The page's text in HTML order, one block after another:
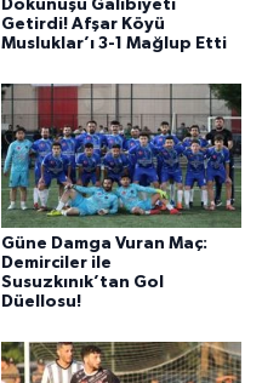
Dokunuşu Galibiyeti
Getirdi! Afşar Köyü
Musluklar’ı 3-1 Mağlup Etti
Güne Damga Vuran Maç:
Demirciler ile
Susuzkınık’tan Gol
Düellosu!